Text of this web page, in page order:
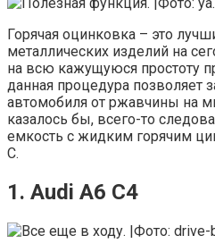
Горячая оцинковка – это
металлических изделий на
на всю кажущуюся простоту
данная процедура позволяет
автомобиля от ржавчины на
казалось бы, всего-то
емкость с жидким горячим
С.
1. Audi A6 C4